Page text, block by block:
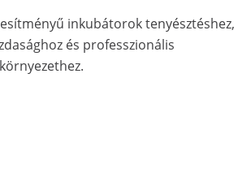
inkubátorok tenyésztéshez,
és professzionális